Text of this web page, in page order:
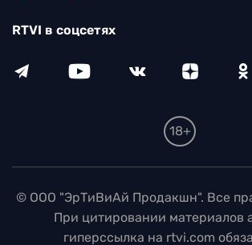
RTVI в соцсетях
18+
© ООО "ЭрТиВиАй Продакшн". Все
При цитировании материалов
гиперссылка на rtvi.com